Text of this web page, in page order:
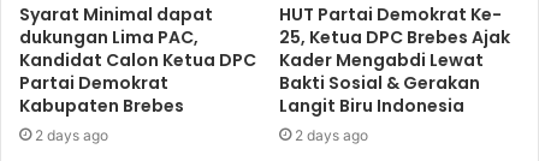
Syarat Minimal dapat
dukungan Lima PAC,
Kandidat Calon Ketua DPC
Partai Demokrat
Kabupaten Brebes
2 days ago
HUT Partai Demokrat Ke-
25, Ketua DPC Brebes Ajak
Kader Mengabdi Lewat
Bakti Sosial & Gerakan
Langit Biru Indonesia
2 days ago